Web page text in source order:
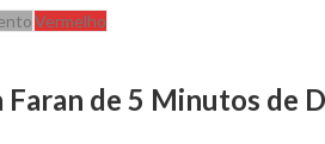
Vermelho
Faran de 5 Minutos de